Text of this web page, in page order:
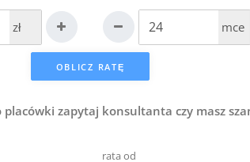
zł mce
placówki zapytaj konsultanta czy masz
rata od